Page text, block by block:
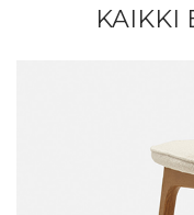
KAIKKI